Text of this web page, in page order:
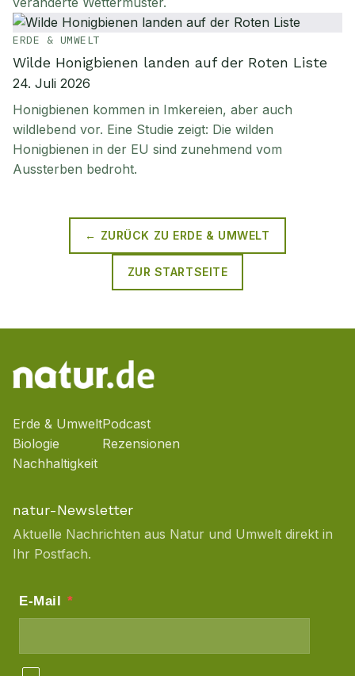
ERDE & UMWELT
Wilde Honigbienen landen auf der Roten Liste
24. Juli 2026
Honigbienen kommen in Imkereien, aber auch
wildlebend vor. Eine Studie zeigt: Die wilden
Honigbienen in der EU sind zunehmend vom
Aussterben bedroht.
← ZURÜCK ZU ERDE & UMWELT
ZUR STARTSEITE
Erde & Umwelt
Biologie
Nachhaltigkeit
Podcast
Rezensionen
natur-Newsletter
Aktuelle Nachrichten aus Natur und Umwelt direkt in
Ihr Postfach.